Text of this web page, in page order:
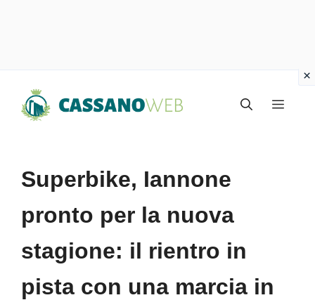
Menu
Superbike, Iannone
pronto per la nuova
stagione: il rientro in
pista con una marcia in